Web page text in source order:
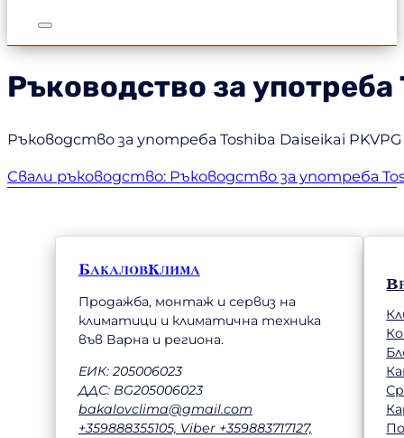
Ръководство за употреба
Ръководство за употреба Toshiba Daiseikai
Свали ръководство: Ръководство за употреба
БакаловКлима
Продажба, монтаж и сервиз на
климатици и климатична техника
във Варна и региона.
ЕИК: 205006023
ДДС: BG205006023
bakalovclima@gmail.com
+359888355105, Viber +359883717127,